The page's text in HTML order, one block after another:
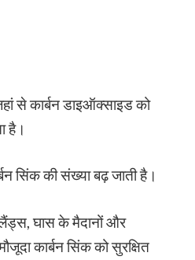
से कार्बन डाइऑक्साइड को
है।
सिंक की संख्या बढ़ जाती है।
घास के मैदानों और
कार्बन सिंक को सुरक्षित